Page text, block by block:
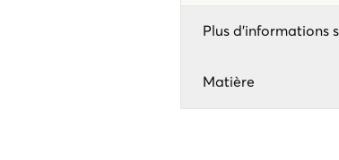
Plus d'informations
Matière